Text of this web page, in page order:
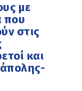
με
που
στις
και